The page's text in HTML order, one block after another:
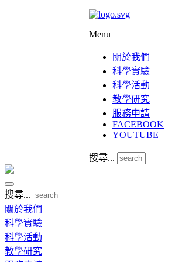
Menu
關於我們
科學實驗
科學活動
教學研究
服務申請
FACEBOOK
YOUTUBE
搜尋...
搜尋...
關於我們
科學實驗
科學活動
教學研究